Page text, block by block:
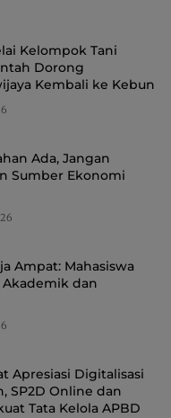
Kelompok Tani
Dorong
Kembali ke Kebun
Ada, Jangan
Sumber Ekonomi
Ampat: Mahasiswa
dan
Apresiasi Digitalisasi
SP2D Online dan
Tata Kelola APBD